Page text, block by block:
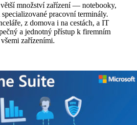
množství zařízení — notebooky,
pracovní terminály.
z domova i na cestách, a IT
a jednotný přístup k firemním
zařízeními.